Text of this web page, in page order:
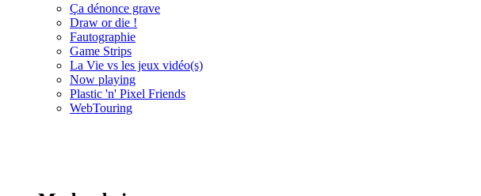
Ça dénonce grave
Draw or die !
Fautographie
Game Strips
La Vie vs les jeux vidéo(s)
Now playing
Plastic 'n' Pixel Friends
WebTouring